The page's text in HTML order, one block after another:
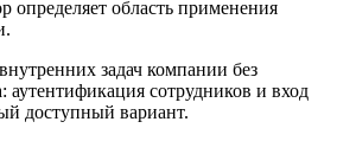
область применения
задач компании без
аутентификация сотрудников и вход
доступный вариант.